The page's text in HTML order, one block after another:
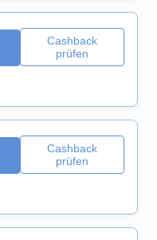
Cashback
prüfen
Cashback
prüfen